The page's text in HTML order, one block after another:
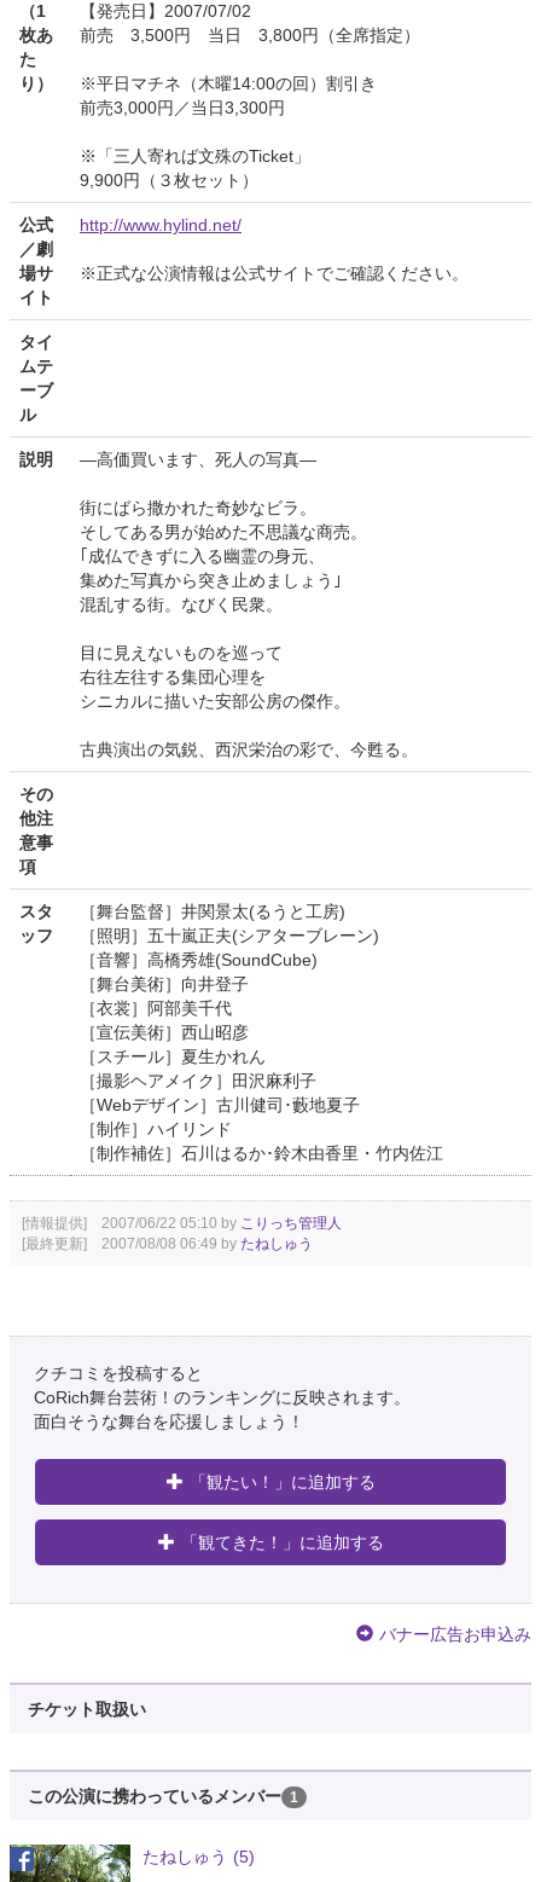
（1
枚あ
た
り）
【発売日】2007/07/02
前売 3,500円 当日 3,800円（全席指定）
※平日マチネ（木曜14:00の回）割引き
前売3,000円／当日3,300円
※「三人寄れば文殊のTicket」
9,900円（３枚セット）
公式
／劇
場サ
イト
http://www.hylind.net/
※正式な公演情報は公式サイトでご確認ください。
タイ
ムテ
ーブ
ル
説明 —高価買います、死人の写真—
街にばら撒かれた奇妙なビラ。
そしてある男が始めた不思議な商売。
｢成仏できずに入る幽霊の身元、
集めた写真から突き止めましょう｣
混乱する街。なびく民衆。
目に見えないものを巡って
右往左往する集団心理を
シニカルに描いた安部公房の傑作。
古典演出の気鋭、西沢栄治の彩で、今甦る。
その
他注
意事
項
スタ
ッフ
［舞台監督］井関景太(るうと工房)
［照明］五十嵐正夫(シアターブレーン)
［音響］高橋秀雄(SoundCube)
［舞台美術］向井登子
［衣裳］阿部美千代
［宣伝美術］西山昭彦
［スチール］夏生かれん
［撮影ヘアメイク］田沢麻利子
［Webデザイン］古川健司･藪地夏子
［制作］ハイリンド
［制作補佐］石川はるか･鈴木由香里・竹内佐江
[情報提供] 2007/06/22 05:10 by こりっち管理人
[最終更新] 2007/08/08 06:49 by たねしゅう
クチコミを投稿すると
CoRich舞台芸術！のランキングに反映されます。
面白そうな舞台を応援しましょう！
「観たい！」に追加する
「観てきた！」に追加する
バナー広告お申込み
チケット取扱い
この公演に携わっているメンバー 1
たねしゅう (5)